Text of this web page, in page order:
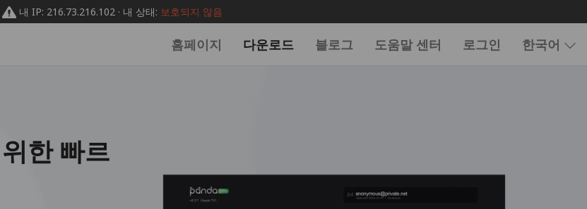
내 IP: 216.73.216.102 · 내 상태: 보호되지 않음
홈페이지 다운로드 블로그 도움말 센터 로그인 한국어
한 빠르